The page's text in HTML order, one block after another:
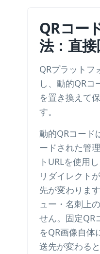
QRコー
法：直
QRプラットフ
し、動的QR
を置き換えて
す。
動的QRコード
ードされた管
トURLを使用
リダイレクト
先が変わりま
ュー・名刺上
せん。固定QR
をQR画像自体
送先が変わる